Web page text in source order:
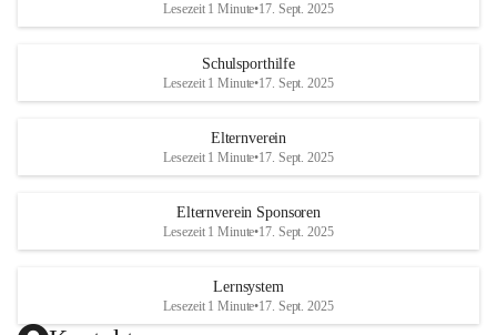
x
Lesezeit 1 Minute•17. Sept. 2025
Schulsporthilfe
Lesezeit 1 Minute•17. Sept. 2025
Elternverein
Lesezeit 1 Minute•17. Sept. 2025
Elternverein Sponsoren
Lesezeit 1 Minute•17. Sept. 2025
Lernsystem
Lesezeit 1 Minute•17. Sept. 2025